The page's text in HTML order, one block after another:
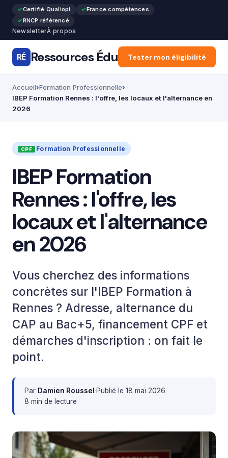
Certifié Qualiopi
France compétences
RNCP référencé
NewsletterÀ propos
RÉ Ressources Édu Accueil Articles
Tester mon éligibilité
Accueil Formation Professionnelle
IBEP Formation Rennes : l'offre, les locaux et l'alternance en
2026
Formation Professionnelle
IBEP Formation
Rennes : l'offre, les
locaux et l'alternance
en 2026
Vous cherchez des informations
concrètes sur l'IBEP Formation à
Rennes ? Adresse, alternance du
CAP au Bac+5, financement CPF et
démarches d'inscription : on fait le
point.
Par Damien Roussel·Publié le 18 mai 2026·
8 min de lecture